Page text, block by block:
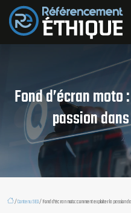
Fond d’écran
passion
/Contenu SEO/ Fond d’écran moto : comment exploiter la passion